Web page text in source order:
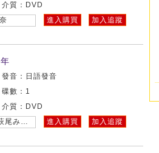
介質：DVD
進入購買 加入追蹤
發音：日語發音
碟數：1
介質：DVD
演員：中森明菜,近藤真彥,勝野洋,萩尾みどり,北林谷榮,愛出發,愛啟程
進入購買 加入追蹤